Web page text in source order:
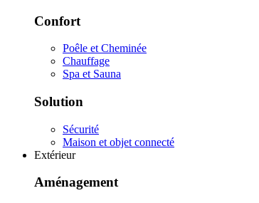
Confort
Poêle et Cheminée
Chauffage
Spa et Sauna
Solution
Sécurité
Maison et objet connecté
Extérieur
Aménagement